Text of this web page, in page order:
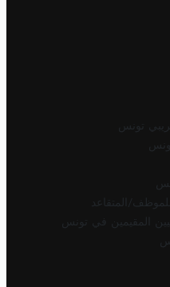
تونس
المتقاعد
المقيمين في تونس